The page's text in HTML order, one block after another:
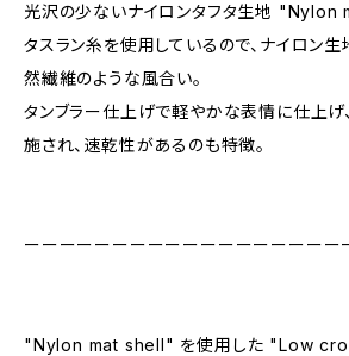
光沢の少ないナイロンタフタ生地
タスラン糸を使用しているので、ナイロン
然繊維のような風合い。
タンブラー仕上げで軽やかな表情に仕上げ
施され、速乾性があるのも特徴。
ーーーーーーーーーーーーーーーーーー
"Nylon mat shell" を使用した "Low